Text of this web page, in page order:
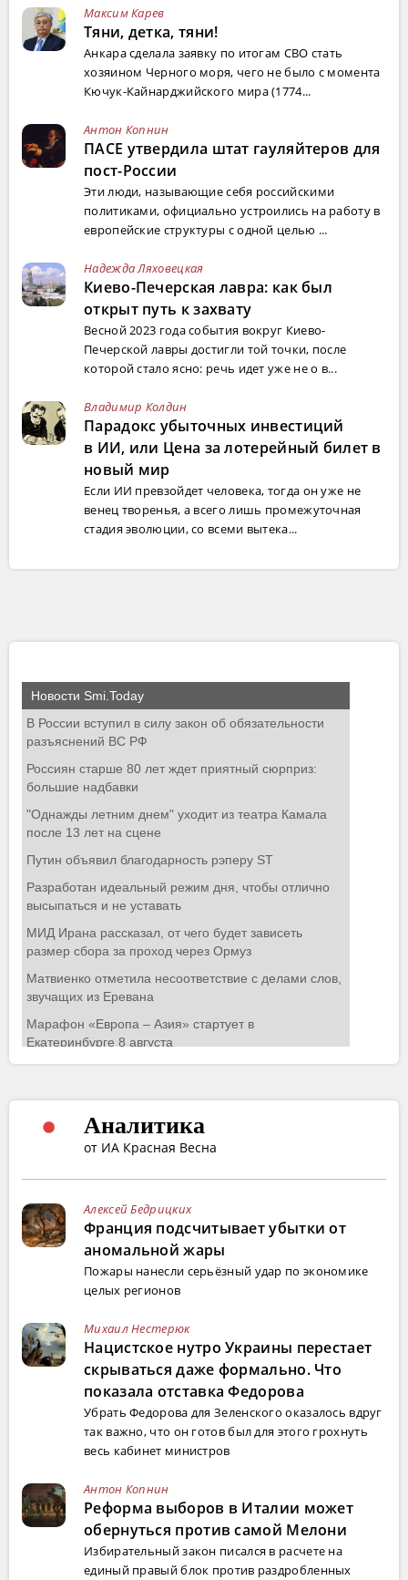
Максим Карев
Тяни, детка, тяни!
Анкара сделала заявку по итогам СВО стать
хозяином Черного моря, чего не было с момента
Кючук-Кайнарджийского мира (1774...
Антон Копнин
ПАСЕ утвердила штат гауляйтеров для
пост-России
Эти люди, называющие себя российскими
политиками, официально устроились на работу в
европейские структуры с одной целью ...
Надежда Ляховецкая
Киево-Печерская лавра: как был
открыт путь к захвату
Весной 2023 года события вокруг Киево-
Печерской лавры достигли той точки, после
которой стало ясно: речь идет уже не о в...
Владимир Колдин
Парадокс убыточных инвестиций
в ИИ, или Цена за лотерейный билет в
новый мир
Если ИИ превзойдет человека, тогда он уже не
венец творенья, а всего лишь промежуточная
стадия эволюции, со всеми вытека...
Аналитика
от ИА Красная Весна
Алексей Бедрицких
Франция подсчитывает убытки от
аномальной жары
Пожары нанесли серьёзный удар по экономике
целых регионов
Михаил Нестерюк
Нацистское нутро Украины перестает
скрываться даже формально. Что
показала отставка Федорова
Убрать Федорова для Зеленского оказалось вдруг
так важно, что он готов был для этого грохнуть
весь кабинет министров
Антон Копнин
Реформа выборов в Италии может
обернуться против самой Мелони
Избирательный закон писался в расчете на
единый правый блок против раздробленных